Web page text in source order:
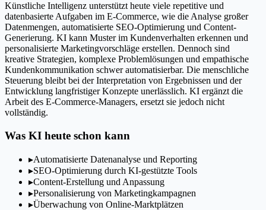
Künstliche Intelligenz unterstützt heute viele repetitive und
datenbasierte Aufgaben im E-Commerce, wie die Analyse großer
Datenmengen, automatisierte SEO-Optimierung und Content-
Generierung. KI kann Muster im Kundenverhalten erkennen und
personalisierte Marketingvorschläge erstellen. Dennoch sind
kreative Strategien, komplexe Problemlösungen und empathische
Kundenkommunikation schwer automatisierbar. Die menschliche
Steuerung bleibt bei der Interpretation von Ergebnissen und der
Entwicklung langfristiger Konzepte unerlässlich. KI ergänzt die
Arbeit des E-Commerce-Managers, ersetzt sie jedoch nicht
vollständig.
Was KI heute schon kann
▸Automatisierte Datenanalyse und Reporting
▸SEO-Optimierung durch KI-gestützte Tools
▸Content-Erstellung und Anpassung
▸Personalisierung von Marketingkampagnen
▸Überwachung von Online-Marktplätzen